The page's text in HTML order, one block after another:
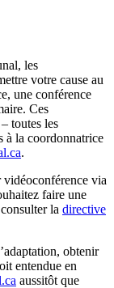
les
votre cause au
une conférence
Ces
toutes les
à la coordonnatrice
.ca.
via
faire une
la directive
obtenir
entendue en
aussitôt que